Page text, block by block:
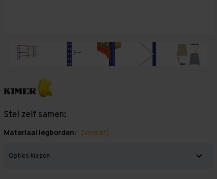
Stel zelf samen:
Materiaal legborden: (Vereist)